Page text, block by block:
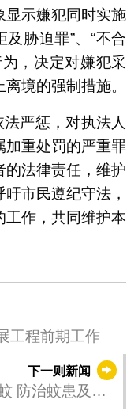
显示嫌犯同时实施
及胁迫罪”、“不合
，决定对嫌犯采
境的强制措施。
严惩，对执法人
加重处罚的严重罪
的法律责任，维护
市民遵纪守法，
工作，共同维护本
工程前期工作
下一则新闻
防治蚊患及登